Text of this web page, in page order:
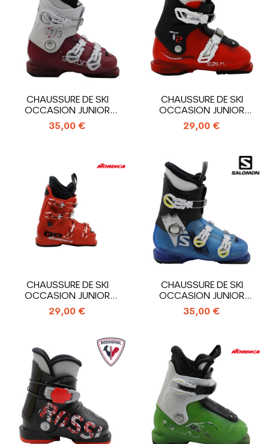
CHAUSSURE DE SKI
OCCASION JUNIOR
SALOMON T3_3
CROCHETS
35,00 €
CHAUSSURE DE SKI
OCCASION JUNIOR
SALOMON T2_2
CROCHETS
29,00 €
CHAUSSURE DE SKI
OCCASION JUNIOR
NORDICA GP TJ_4...
29,00 €
CHAUSSURE DE SKI
OCCASION JUNIOR
SALOMON T3_3
CROCHETS
35,00 €